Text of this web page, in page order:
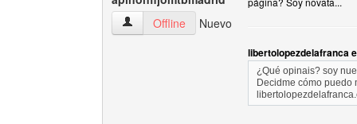
apinonfijomtbmadrid Ver perfil del usuario
Offline Nuevo
libertolopezdelafranca
¿Qué opinais? soy
Decidme cómo puedo